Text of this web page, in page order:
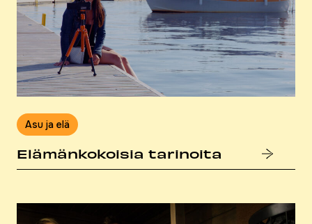
Asu ja elä
Elä­män­ko­koi­sia tarinoita